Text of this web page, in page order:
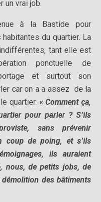
un vrai job.
à la Bastide pour
du quartier. La
tant elle est
ponctuelle de
et surtout son
car on a a assez de la
quartier. «Comment ça,
pour parler ? S’ils
sans prévenir
coup de poing, et s’ils
ils auraient
nous, de petits jobs, de
des bâtiments